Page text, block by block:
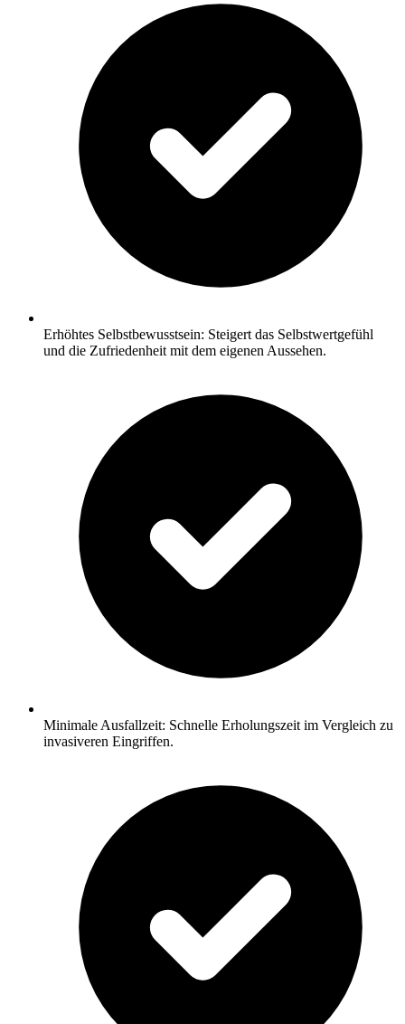
Erhöhtes Selbstbewusstsein: Steigert das Selbstwertgefühl
und die Zufriedenheit mit dem eigenen Aussehen.
Minimale Ausfallzeit: Schnelle Erholungszeit im Vergleich zu
invasiveren Eingriffen.